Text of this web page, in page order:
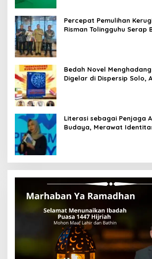
Percepat Pemulihan
Risman Tolingguhu Serap
Bedah Novel
Digelar di Dispersip Solo,
Literasi sebagai Penjaga
Budaya, Merawat